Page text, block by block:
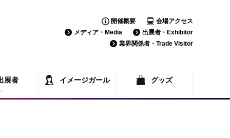
開催概要
会場アクセス
メディア・Media
出展者・Exhibitor
業界関係者・Trade Visitor
展者
覧
イメージガール グッズ